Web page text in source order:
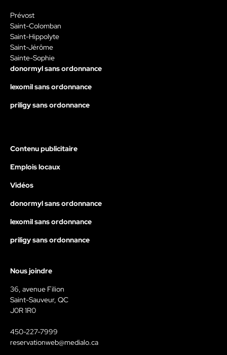
Prévost
Saint-Colomban
Saint-Hippolyte
Saint-Jérôme
Sainte-Sophie
donormyl sans ordonnance
lexomil sans ordonnance
priligy sans ordonnance
Contenu publicitaire
Emplois locaux
Vidéos
donormyl sans ordonnance
lexomil sans ordonnance
priligy sans ordonnance
Nous joindre
36, avenue Filion
Saint-Sauveur, QC
J0R 1R0
450-227-7999
reservationweb@medialo.ca